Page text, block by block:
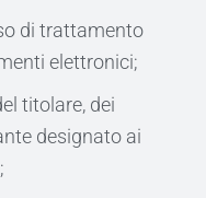
di trattamento
elettronici;
titolare, dei
designato ai